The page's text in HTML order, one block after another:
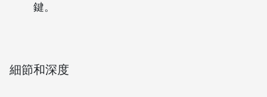
鍵。
細節和深度